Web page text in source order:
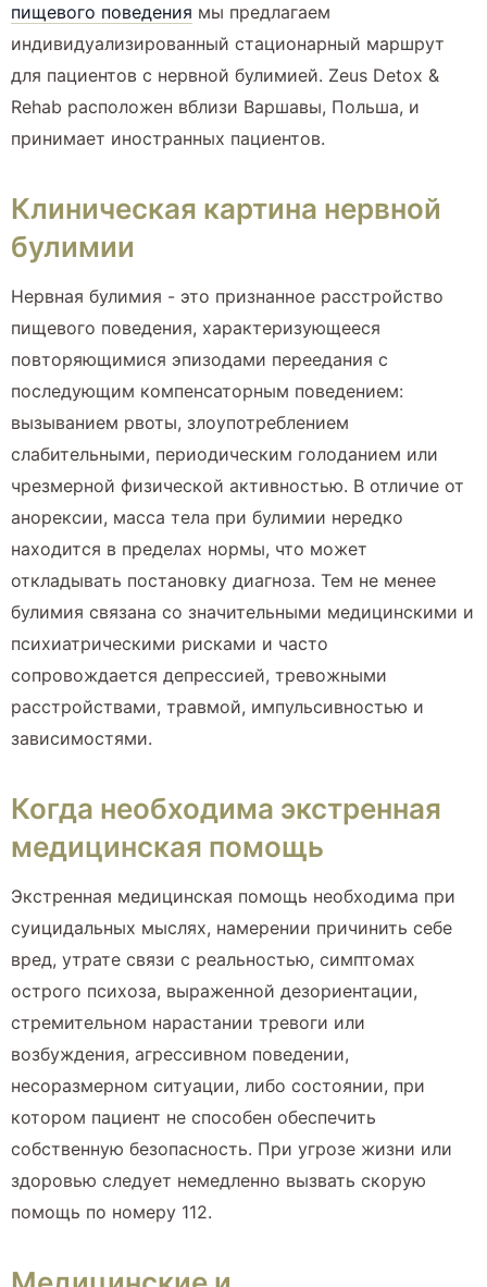
пищевого поведения мы предлагаем
индивидуализированный стационарный маршрут
для пациентов с нервной булимией. Zeus Detox &
Rehab расположен вблизи Варшавы, Польша, и
принимает иностранных пациентов.
Клиническая картина нервной
булимии
Нервная булимия - это признанное расстройство
пищевого поведения, характеризующееся
повторяющимися эпизодами переедания с
последующим компенсаторным поведением:
вызыванием рвоты, злоупотреблением
слабительными, периодическим голоданием или
чрезмерной физической активностью. В отличие от
анорексии, масса тела при булимии нередко
находится в пределах нормы, что может
откладывать постановку диагноза. Тем не менее
булимия связана со значительными медицинскими и
психиатрическими рисками и часто
сопровождается депрессией, тревожными
расстройствами, травмой, импульсивностью и
зависимостями.
Когда необходима экстренная
медицинская помощь
Экстренная медицинская помощь необходима при
суицидальных мыслях, намерении причинить себе
вред, утрате связи с реальностью, симптомах
острого психоза, выраженной дезориентации,
стремительном нарастании тревоги или
возбуждения, агрессивном поведении,
несоразмерном ситуации, либо состоянии, при
котором пациент не способен обеспечить
собственную безопасность. При угрозе жизни или
здоровью следует немедленно вызвать скорую
помощь по номеру 112.